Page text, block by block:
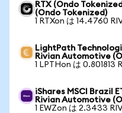
RTX (Ondo
(Ondo Tokenized)
1 RTXon は 14.4760
LightPath
Rivian Automotive
1 LPTHon は 0.801813
iShares MSCI Brazil
Rivian Automotive
1 EWZon は 2.3433